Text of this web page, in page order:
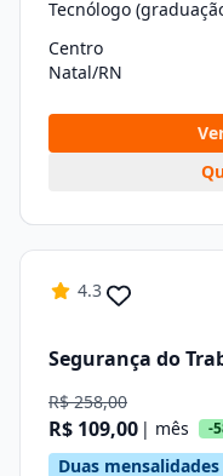
Tecnólogo
Centro
Natal/RN
4.3
Segurança do
R$ 258,00
R$ 109,00 | mês -
Duas mensalidades